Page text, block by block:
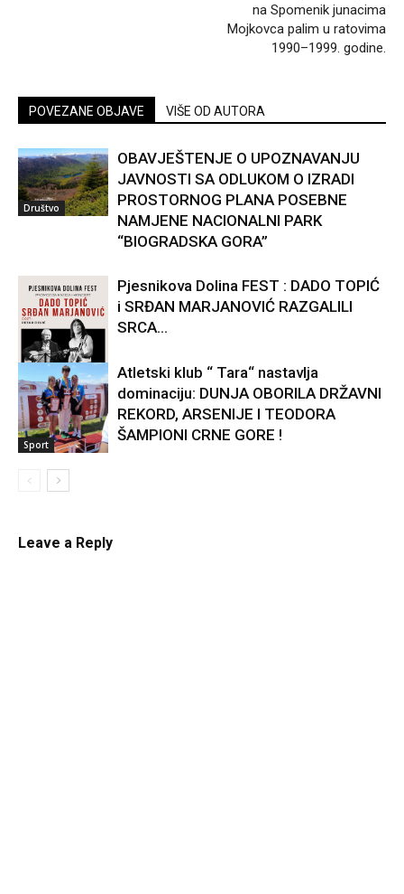
na Spomenik junacima
Mojkovca palim u ratovima
1990–1999. godine.
POVEZANE OBJAVE VIŠE OD AUTORA
Društvo
OBAVJEŠTENJE O UPOZNAVANJU
JAVNOSTI SA ODLUKOM O IZRADI
PROSTORNOG PLANA POSEBNE
NAMJENE NACIONALNI PARK
“BIOGRADSKA GORA”
Kultura
Pjesnikova Dolina FEST : DADO TOPIĆ
i SRĐAN MARJANOVIĆ RAZGALILI
SRCA...
Sport
Atletski klub “ Tara“ nastavlja
dominaciju: DUNJA OBORILA DRŽAVNI
REKORD, ARSENIJE I TEODORA
ŠAMPIONI CRNE GORE !
Leave a Reply